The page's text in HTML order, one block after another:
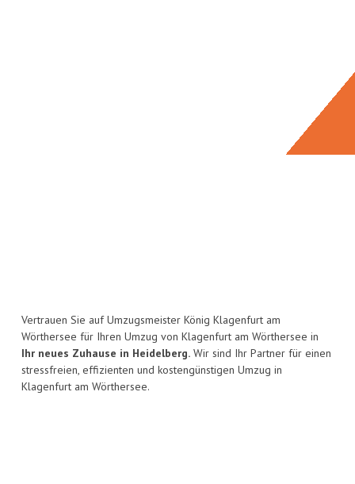
Vertrauen Sie auf Umzugsmeister König Klagenfurt am
Wörthersee für Ihren Umzug von Klagenfurt am Wörthersee in
Ihr neues Zuhause in Heidelberg. Wir sind Ihr Partner für einen
stressfreien, effizienten und kostengünstigen Umzug in
Klagenfurt am Wörthersee.